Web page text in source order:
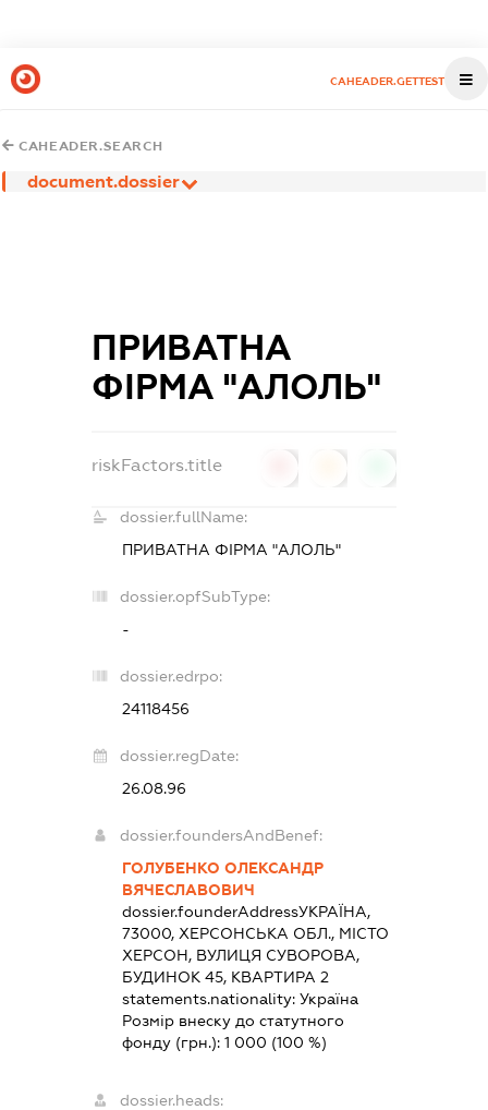
CAHEADER.GETTEST
CAHEADER.SEARCH
document.dossier
ПРИВАТНА
ФІРМА "АЛОЛЬ"
riskFactors.title
dossier.fullName:
ПРИВАТНА ФІРМА "АЛОЛЬ"
dossier.opfSubType:
-
dossier.edrpo:
24118456
dossier.regDate:
26.08.96
dossier.foundersAndBenef:
ГОЛУБЕНКО ОЛЕКСАНДР
ВЯЧЕСЛАВОВИЧ
dossier.founderAddressУКРАЇНА,
73000, ХЕРСОНСЬКА ОБЛ., МІСТО
ХЕРСОН, ВУЛИЦЯ СУВОРОВА,
БУДИНОК 45, КВАРТИРА 2
statements.nationality:Україна
Розмір внеску до статутного
фонду (грн.):1 000 (100 %)
dossier.heads: